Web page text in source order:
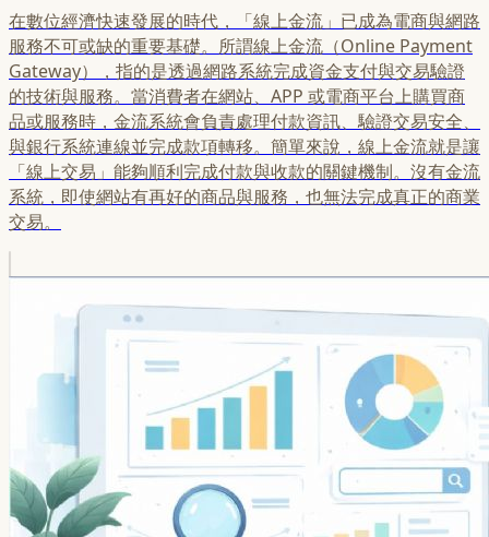
在數位經濟快速發展的時代，「線上金流」已成為電商與網路
服務不可或缺的重要基礎。所謂線上金流（Online Payment
Gateway），指的是透過網路系統完成資金支付與交易驗證
的技術與服務。當消費者在網站、APP 或電商平台上購買商
品或服務時，金流系統會負責處理付款資訊、驗證交易安全、
與銀行系統連線並完成款項轉移。簡單來說，線上金流就是讓
「線上交易」能夠順利完成付款與收款的關鍵機制。沒有金流
系統，即使網站有再好的商品與服務，也無法完成真正的商業
交易。